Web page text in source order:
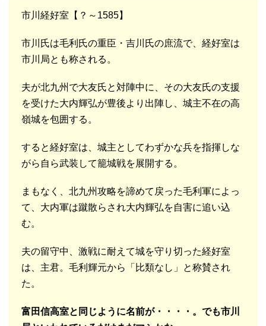
市川経好室【？～1585】
市川氏は毛利氏の重臣・吉川氏の庶流で、経好室は
市川局とも称される。
夫が北九州で大友氏と対陣中に、その大友氏の支援
を受けた大内輝弘が豊後より出陣し、城主不在の高
嶺城を包囲する。
すると経好室は、城主としてわずかな兵を指揮しな
がら自ら武装して籠城戦を展開する。
まもなく、北九州攻略を諦めて戻った毛利軍によっ
て、大内軍は蹴散らされ大内輝弘を自害に追い込
む。
夫の留守中、激戦に耐えて城を守り切った経好室
は、主君。毛利輝元から「比類なし」と称賛され
た。
富田信高室と同じように名前が・・・・。でも市川